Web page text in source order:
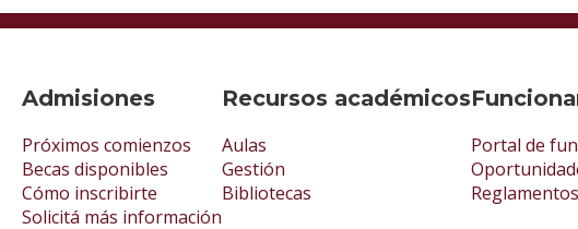
Admisiones
Próximos comienzos
Becas disponibles
Cómo inscribirte
Solicitá más información
Recursos académicos
Aulas
Gestión
Bibliotecas
Portal de
Reglamentos